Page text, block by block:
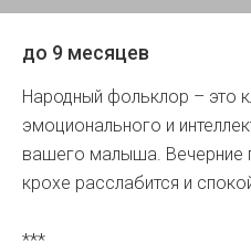
до 9 месяцев
Народный фольклор – это
эмоционального и
вашего малыша. Вечерние
крохе расслабится и
***